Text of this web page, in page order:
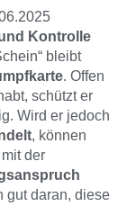
Kontrolle
bleibt
. Offen
schützt er
Wird er jedoch
, können
der
gut daran, diese